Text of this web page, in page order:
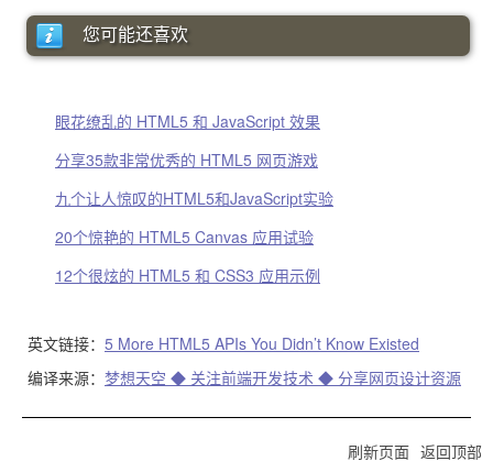
您可能还喜欢
眼花缭乱的 HTML5 和 JavaScript 效果
分享35款非常优秀的 HTML5 网页游戏
九个让人惊叹的HTML5和JavaScript实验
20个惊艳的 HTML5 Canvas 应用试验
12个很炫的 HTML5 和 CSS3 应用示例
英文链接： 5 More HTML5 APIs You Didn’t Know Existed
编译来源： 梦想天空 ◆ 关注前端开发技术 ◆ 分享网页设计资源
刷新页面 返回顶部